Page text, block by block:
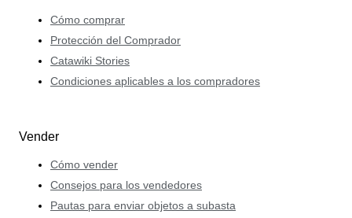
Cómo comprar
Protección del Comprador
Catawiki Stories
Condiciones aplicables a los compradores
Vender
Cómo vender
Consejos para los vendedores
Pautas para enviar objetos a subasta